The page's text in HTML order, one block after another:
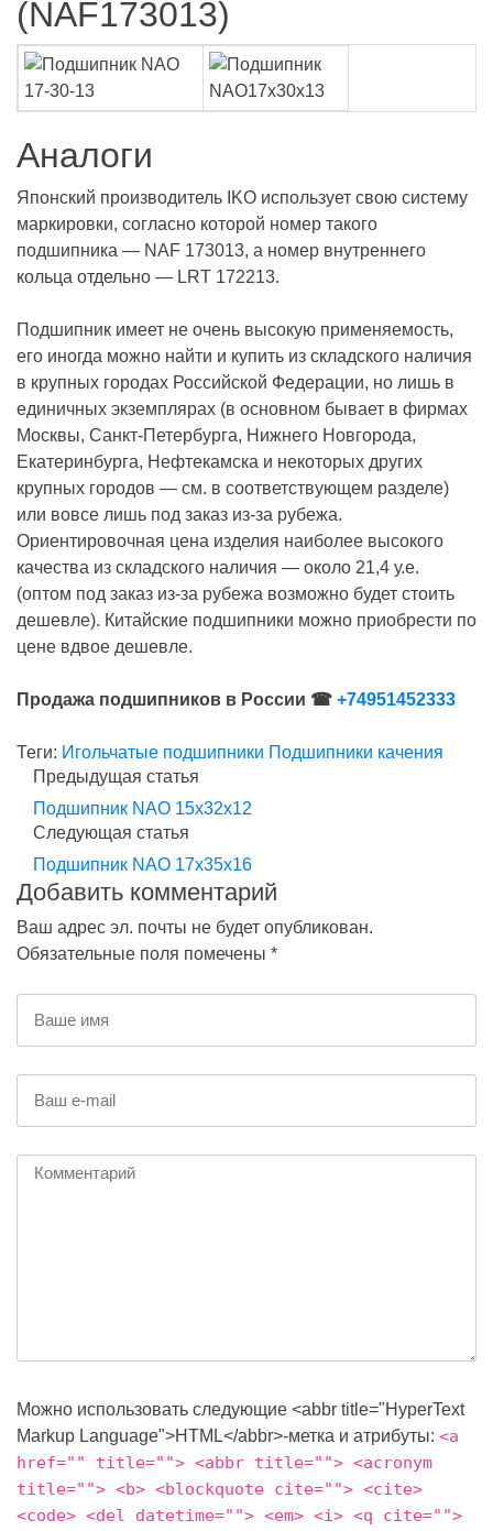
(NAF173013)
Аналоги
Японский производитель IKO использует свою систему
маркировки, согласно которой номер такого
подшипника — NAF 173013, а номер внутреннего
кольца отдельно — LRT 172213.
Подшипник имеет не очень высокую применяемость,
его иногда можно найти и купить из складского наличия
в крупных городах Российской Федерации, но лишь в
единичных экземплярах (в основном бывает в фирмах
Москвы, Санкт-Петербурга, Нижнего Новгорода,
Екатеринбурга, Нефтекамска и некоторых других
крупных городов — см. в соответствующем разделе)
или вовсе лишь под заказ из-за рубежа.
Ориентировочная цена изделия наиболее высокого
качества из складского наличия — около 21,4 у.е.
(оптом под заказ из-за рубежа возможно будет стоить
дешевле). Китайские подшипники можно приобрести по
цене вдвое дешевле.
Продажа подшипников в России ☎ +74951452333
Теги: Игольчатые подшипники Подшипники качения
Предыдущая статья
Подшипник NAO 15x32x12
Следующая статья
Подшипник NAO 17x35x16
Добавить комментарий
Ваш адрес эл. почты не будет опубликован.
Обязательные поля помечены *
Можно использовать следующие <abbr title="HyperText
Markup Language">HTML</abbr>-метка и атрибуты: <a
href="" title=""> <abbr title=""> <acronym
title=""> <b> <blockquote cite=""> <cite>
<code> <del datetime=""> <em> <i> <q cite="">